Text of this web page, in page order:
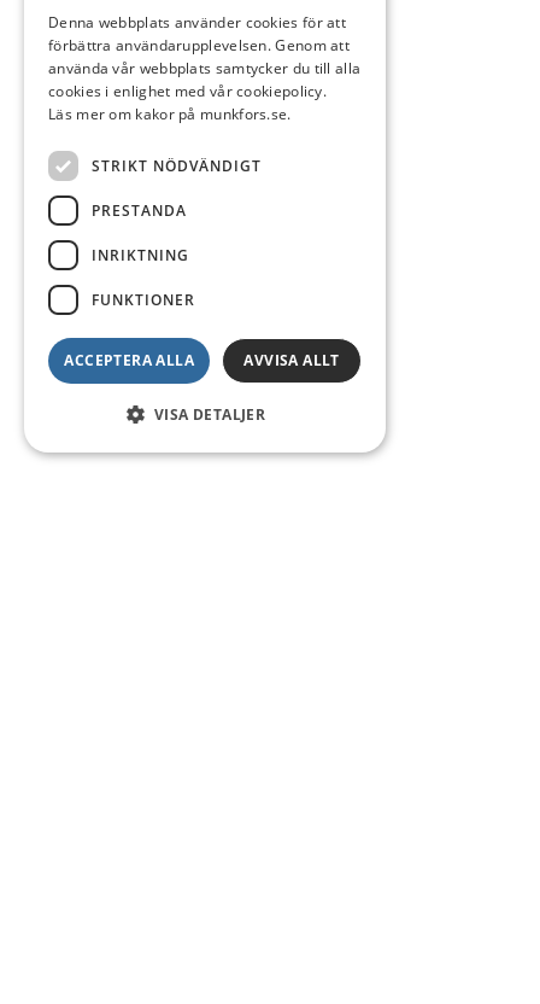
Denna webbplats använder cookies för att
förbättra användarupplevelsen. Genom att
använda vår webbplats samtycker du till alla
cookies i enlighet med vår cookiepolicy.
Läs mer om kakor på munkfors.se.
STRIKT NÖDVÄNDIGT
PRESTANDA
INRIKTNING
FUNKTIONER
ACCEPTERA ALLA AVVISA ALLT
VISA DETALJER